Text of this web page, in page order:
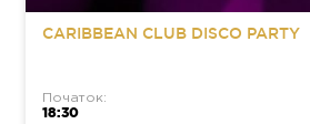
CARIBBEAN CLUB DISCO PARTY
Початок:
18:30